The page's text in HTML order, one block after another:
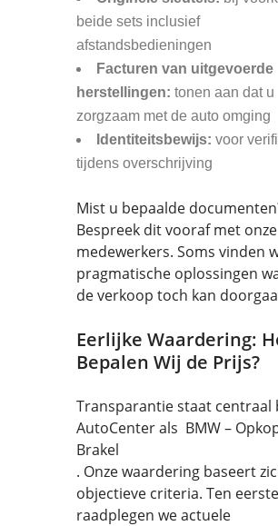
beide sets inclusief
afstandsbedieningen
Facturen van uitgevoerde
herstellingen: tonen aan dat u
zorgzaam met de auto omging
Identiteitsbewijs: voor
tijdens overschrijving
Mist u bepaalde
Bespreek dit vooraf met onze
medewerkers. Soms vinden
pragmatische oplossingen
de verkoop toch kan
Eerlijke Waardering:
Bepalen Wij de Prijs?
Transparantie staat centraal
AutoCenter als BMW –
Brakel
. Onze waardering baseert
objectieve criteria. Ten eerste
raadplegen we actuele